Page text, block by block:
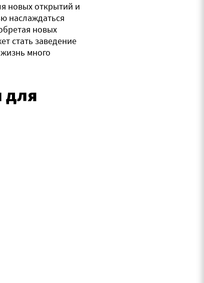
новых открытий и
наслаждаться
новых
стать заведение
много
для